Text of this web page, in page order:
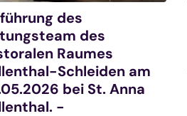
des
des
Raumes
Schleiden am
bei St. Anna
-